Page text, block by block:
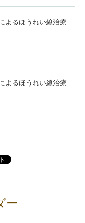
よるほうれい線治療
よるほうれい線治療
ー